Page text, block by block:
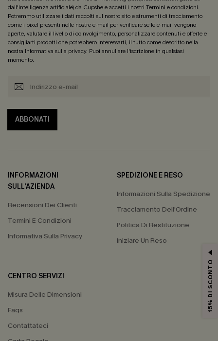
dall'intelligenza artificiale) da Cupshe e accetti i nostri Termini e condizioni.
Potremmo utilizzare i dati raccolti sul nostro sito e strumenti di tracciamento
come i pixel presenti nelle nostre e-mail per verificare se le e-mail vengono
aperte, valutare il livello di coinvolgimento, personalizzare contenuti e offerte e
consigliarti prodotti che potrebbero interessarti, il tutto come descritto nella
nostra Informativa sulla privacy. Puoi annullare l'iscrizione in qualsiasi
momento.
ABBONATI
INFORMAZIONI
SULL'AZIENDA
Recensioni Dei Clienti
Termini E Condizioni
Informativa Sulla Privacy
SPEDIZIONE E RESO
Informazioni Sulla Spedizione
Tracciamento Dell'Ordine
Politica Di Restituzione
Iniziare Un Reso
CENTRO SERVIZI
Misura Delle Dimensioni
Faqs
Contattateci
15% DI SCONTO